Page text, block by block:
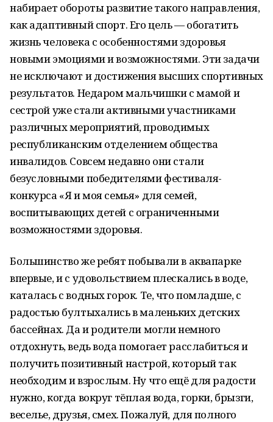
набирает обороты развитие такого направления,
как адаптивный спорт. Его цель — обогатить
жизнь человека с особенностями здоровья
новыми эмоциями и возможностями. Эти задачи
не исключают и достижения высших спортивных
результатов. Недаром мальчишки с мамой и
сестрой уже стали активными участниками
различных мероприятий, проводимых
республиканским отделением общества
инвалидов. Совсем недавно они стали
безусловными победителями фестиваля-
конкурса «Я и моя семья» для семей,
воспитывающих детей с ограниченными
возможностями здоровья.
Большинство же ребят побывали в аквапарке
впервые, и с удовольствием плескались в воде,
каталась с водных горок. Те, что помладше, с
радостью бултыхались в маленьких детских
бассейнах. Да и родители могли немного
отдохнуть, ведь вода помогает расслабиться и
получить позитивный настрой, который так
необходим и взрослым. Ну что ещё для радости
нужно, когда вокруг тёплая вода, горки, брызги,
веселье, друзья, смех. Пожалуй, для полного